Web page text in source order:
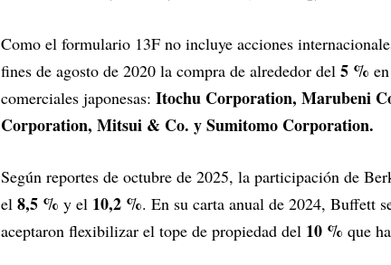
Como el formulario 13F no incluye acciones
fines de agosto de 2020 la compra de alrededor del 5 %
comerciales japonesas: Itochu Corporation, Marubeni
Corporation, Mitsui & Co. y Sumitomo Corporation.
Según reportes de octubre de 2025, la participación de
el 8,5 % y el 10,2 %. En su carta anual de 2024, Buffett
aceptaron flexibilizar el tope de propiedad del 10 % que